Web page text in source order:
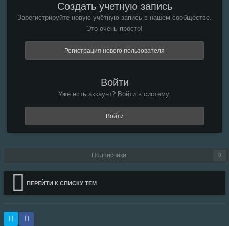
Создать учетную запись
Зарегистрируйте новую учётную запись в нашем сообществе.
Это очень просто!
Регистрация нового пользователя
Войти
Уже есть аккаунт? Войти в систему.
Войти
Подписчики 0
ПЕРЕЙТИ К СПИСКУ ТЕМ